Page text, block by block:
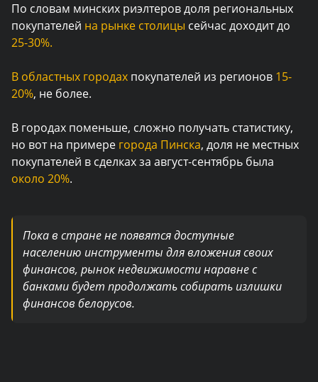
По словам минских риэлтеров доля региональных
покупателей на рынке столицы сейчас доходит до
25-30%.
В областных городах покупателей из регионов 15-
20%, не более.
В городах поменьше, сложно получать статистику,
но вот на примере города Пинска, доля не местных
покупателей в сделках за август-сентябрь была
около 20%.
Пока в стране не появятся доступные
населению инструменты для вложения своих
финансов, рынок недвижимости наравне с
банками будет продолжать собирать излишки
финансов белорусов.